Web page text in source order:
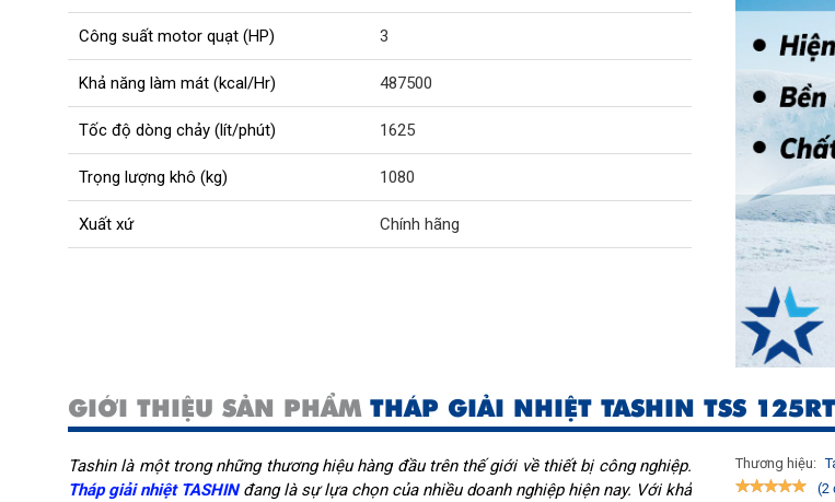
Công suất motor quạt (HP) 3
Khả năng làm mát (kcal/Hr) 487500
Tốc độ dòng chảy (lít/phút) 1625
Trọng lượng khô (kg) 1080
Xuất xứ Chính hãng
GIỚI THIỆU SẢN PHẨM THÁP GIẢI NHIỆT TASHIN TSS 125RT
Tashin là một trong những thương hiệu hàng đầu trên thế giới về thiết bị công nghiệp.
Tháp giải nhiệt TASHINđang là sự lựa chọn của nhiều doanh nghiệp hiện nay. Với khả
Thương hiệu:
(2